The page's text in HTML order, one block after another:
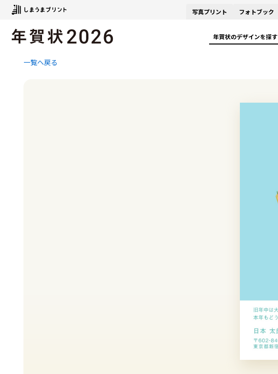
写真プリント フォトブック
年賀状のデザインを探す
一覧へ戻る